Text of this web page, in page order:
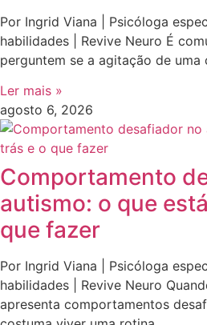
Por Ingrid Viana | Psicóloga
habilidades | Revive Neuro É
perguntem se a agitação de uma
Ler mais »
agosto 6, 2026
Comportamento
autismo: o que
que fazer
Por Ingrid Viana | Psicóloga
habilidades | Revive Neuro
apresenta comportamentos